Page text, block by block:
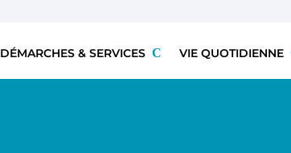
DÉMARCHES & SERVICES VIE QUOTIDIENNE